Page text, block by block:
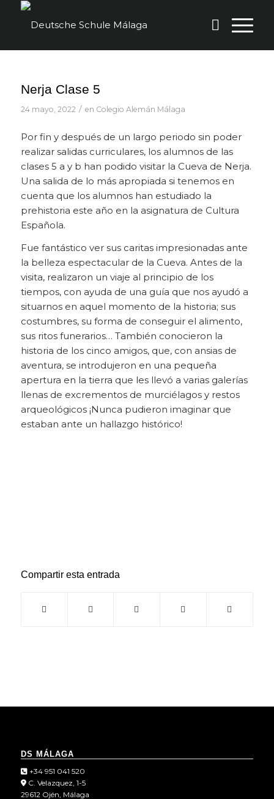
Nerja Clase 5
24 mayo, 2022 / en Colegio Alemán Málaga
Por fin y después de un largo periodo sin poder
realizar salidas curriculares, los alumnos de las
clases 5 a y b han podido visitar la Cueva de Nerja.
Una salida de lo más apropiada si tenemos en
cuenta que los alumnos han estudiado la
prehistoria este año en la asignatura de Cultura
Española.
Fue fantástico ver sus caritas impresionadas ante
la belleza espectacular de la Cueva. Antes de la
visita, realizaron un viaje al principio de los
tiempos, con ayuda de una guía que nos ayudó a
situarnos en aquel momento de la historia; sus
costumbres, su forma de conseguir el alimento,
sus ritos funerarios… También conocieron la
historia de los cinco amigos, que, con ansias de
aventura, se introdujeron en una pequeña
apertura en la tierra que les llevó a varias galerías
llenas de excrementos de murciélagos y restos
arqueológicos ¡Nunca pudieron imaginar que
estaban ante un hallazgo histórico!
Compartir esta entrada
DS MÁLAGA
+34 951 041 520
C. Velazquez, 1-5
29612 Ojén, Málaga